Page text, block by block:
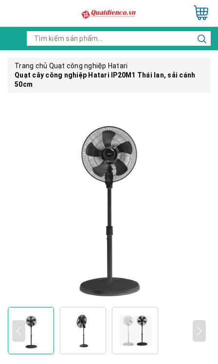
Trang chủ Quạt công nghiệp Hatari
Quạt cây công nghiệp Hatari IP20M1 Thái lan, sải cánh
50cm